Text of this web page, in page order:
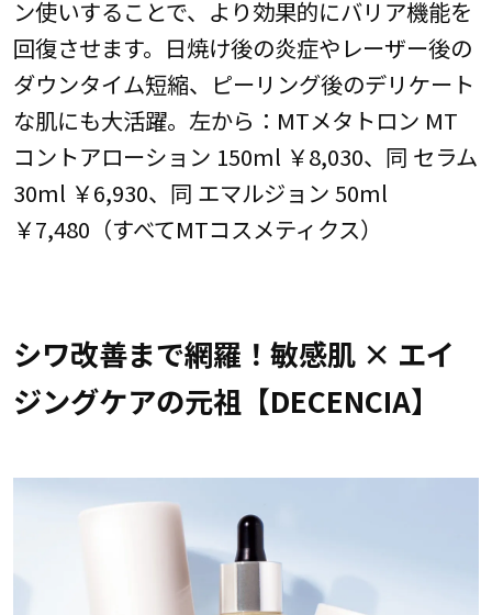
ン使いすることで、より効果的にバリア機能を
回復させます。日焼け後の炎症やレーザー後の
ダウンタイム短縮、ピーリング後のデリケート
な肌にも大活躍。左から：MTメタトロン MT
コントアローション 150ml ￥8,030、同 セラム
30ml ￥6,930、同 エマルジョン 50ml
￥7,480（すべてMTコスメティクス）
シワ改善まで網羅！敏感肌 × エイ
ジングケアの元祖【DECENCIA】